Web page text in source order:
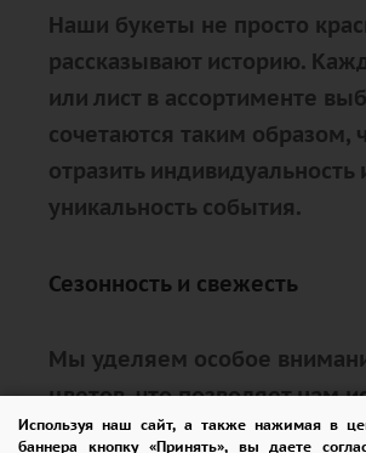
Используя наш сайт, а также нажимая в
баннера кнопку «Принять», вы даете
Наши букеты не просто
рассказывают историю.
или лист в ассортименте
сочетаются таким образом,
отразить индивидуальность
уникальность события.
Сезонность и свежесть
Мы уделяем особое
цветов, что позволяет нам
самые свежие и